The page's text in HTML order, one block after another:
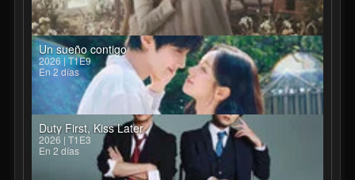
Un sueño contigo
2026 | T1E9
En 2 días
Duty First, Kiss Later
2026 | T1E3
En 2 días